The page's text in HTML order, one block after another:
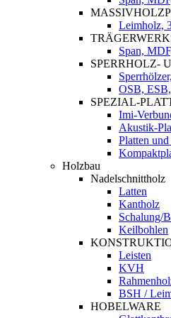
Leimholz,
Span,
SPERRHOLZ-
OSB,
SPEZIAL-
Imi-
Akustik-
Platten
Holzbau
Nadelschnittholz
Latten
Kantholz
Schalung/
Keilbohlen
Leisten
KVH
BSH /
HOBELWARE